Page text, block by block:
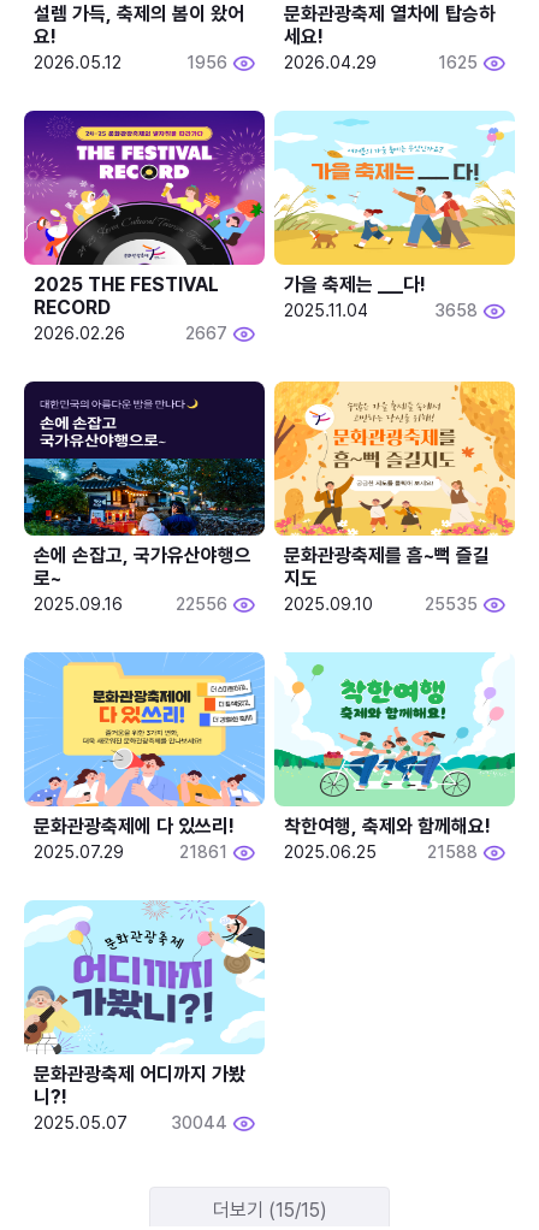
설렘 가득, 축제의 봄이 왔어
요!
2026.05.12 1956
문화관광축제 열차에 탑승하
세요!
2026.04.29 1625
2025 THE FESTIVAL
RECORD
2026.02.26 2667
2025.11.04 3658
손에 손잡고, 국가유산야행으
로~
2025.09.16 22556
문화관광축제를 흠~뻑 즐길
지도
2025.09.10 25535
문화관광축제에 다 있쓰리!
2025.07.29 21861
착한여행, 축제와 함께해요!
2025.06.25 21588
문화관광축제 어디까지 가봤
니?!
2025.05.07 30044
더보기 (15/15)